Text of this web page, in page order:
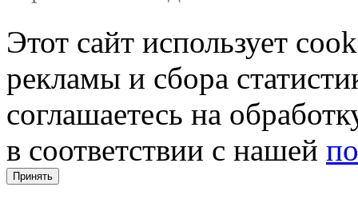
Этот сайт использует
рекламы и сбора
соглашаетесь на
в соответствии с нашей
Принять